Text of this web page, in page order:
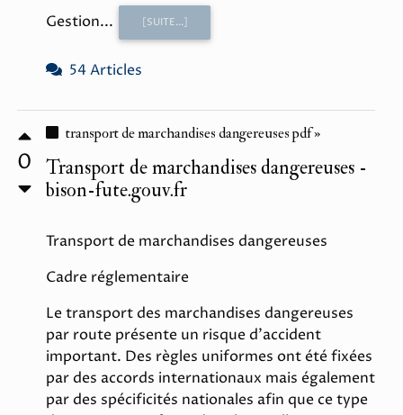
Gestion...
[SUITE...]
54 Articles
0
transport de marchandises dangereuses pdf »
Transport de marchandises dangereuses -
bison-fute.gouv.fr
Transport de marchandises dangereuses
Cadre réglementaire
Le transport des marchandises dangereuses
par route présente un risque d'accident
important. Des règles uniformes ont été fixées
par des accords internationaux mais également
par des spécificités nationales afin que ce type